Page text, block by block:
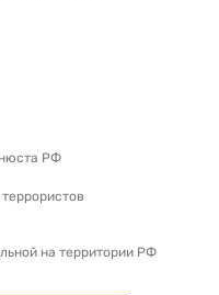
РФ
на территории РФ